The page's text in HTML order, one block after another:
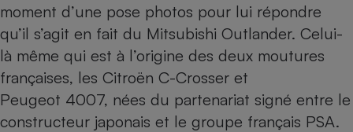
moment d’une pose photos pour lui répondre
qu’il s’agit en fait du Mitsubishi Outlander. Celui-
là même qui est à l’origine des deux moutures
françaises, les Citroën C-Crosser et
Peugeot 4007, nées du partenariat signé entre le
constructeur japonais et le groupe français PSA.
Banque
Lave-linge
Téléviseur
Matelas
Antimoustique